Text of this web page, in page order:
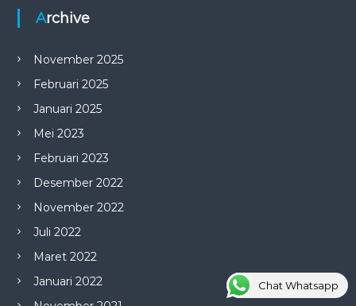
Archive
November 2025
Februari 2025
Januari 2025
Mei 2023
Februari 2023
Desember 2022
November 2022
Juli 2022
Maret 2022
Januari 2022
Chat Whatsapp